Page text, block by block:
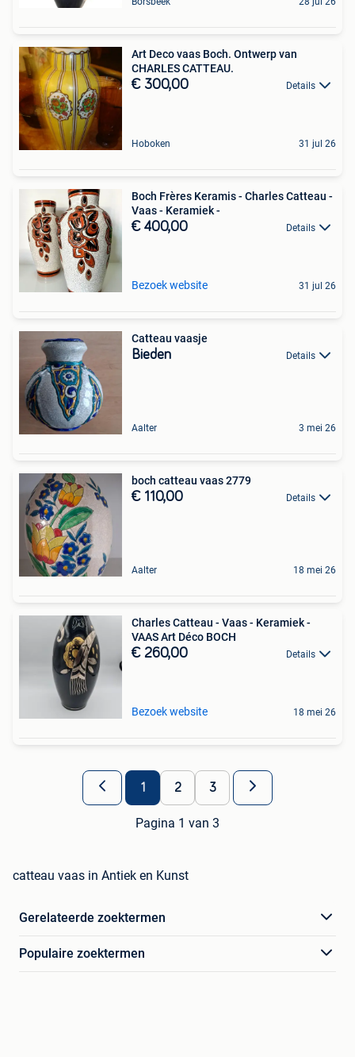
Art Deco vaas Boch. Ontwerp van
CHARLES CATTEAU.
€ 300,00 Details
Hoboken 31 jul 26
Boch Frères Keramis - Charles Catteau -
Vaas - Keramiek -
€ 400,00 Details
Bezoek website 31 jul 26
Catteau vaasje
Bieden Details
Aalter 3 mei 26
boch catteau vaas 2779
€ 110,00 Details
Aalter 18 mei 26
Charles Catteau - Vaas - Keramiek -
VAAS Art Déco BOCH
€ 260,00 Details
Bezoek website 18 mei 26
1 2 3
Pagina 1 van 3
catteau vaas in Antiek en Kunst
Gerelateerde zoektermen
Populaire zoektermen